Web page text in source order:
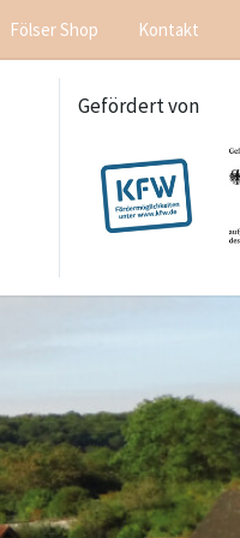
Fölser Shop Kontakt
Gefördert von